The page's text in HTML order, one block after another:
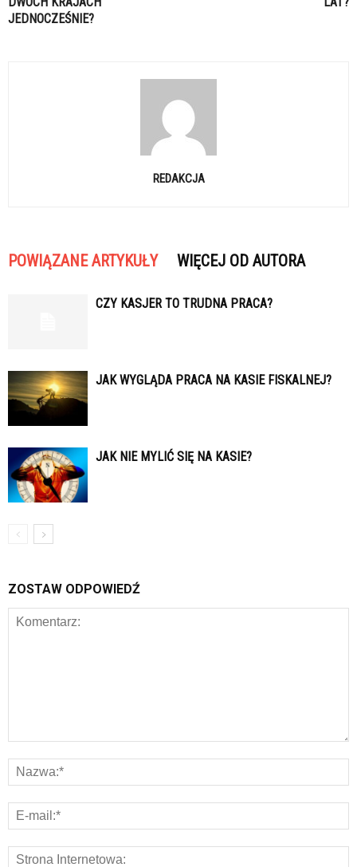
JEDNOCZEŚNIE?
REDAKCJA
POWIĄZANE ARTYKUŁY WIĘCEJ OD AUTORA
CZY KASJER TO TRUDNA PRACA?
JAK WYGLĄDA PRACA NA KASIE FISKALNEJ?
JAK NIE MYLIĆ SIĘ NA KASIE?
ZOSTAW ODPOWIEDŹ